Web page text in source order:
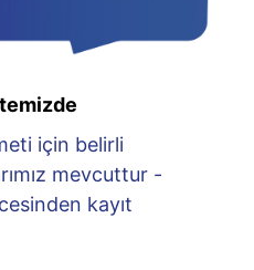
için belirli
mevcuttur -
kayıt